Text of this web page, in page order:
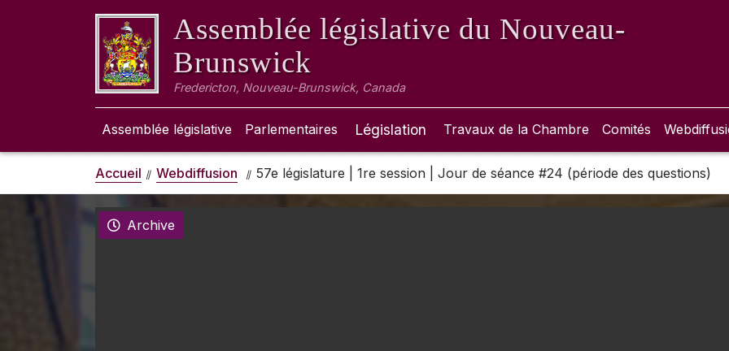
Assemblée législative du Nouveau-
Brunswick
Fredericton, Nouveau-Brunswick, Canada
Assemblée législative Parlementaires Législation Travaux de la Chambre Comités
Accueil Webdiffusion 57e législature | 1re session | Jour de séance #24 (période des questions)
Archive